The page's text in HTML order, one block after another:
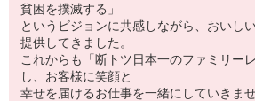
貧困を撲滅する」
というビジョンに共感しながら、おいし
提供してきました。
これからも「断トツ日本一のファミリー
し、お客様に笑顔と
幸せを届けるお仕事を一緒にしていきま